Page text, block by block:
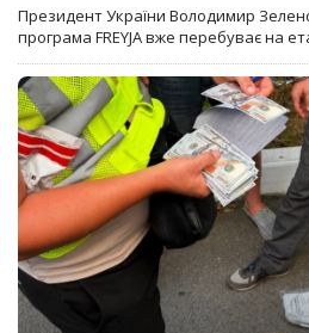
Президент України Володимир
програма FREYJA вже перебуває на